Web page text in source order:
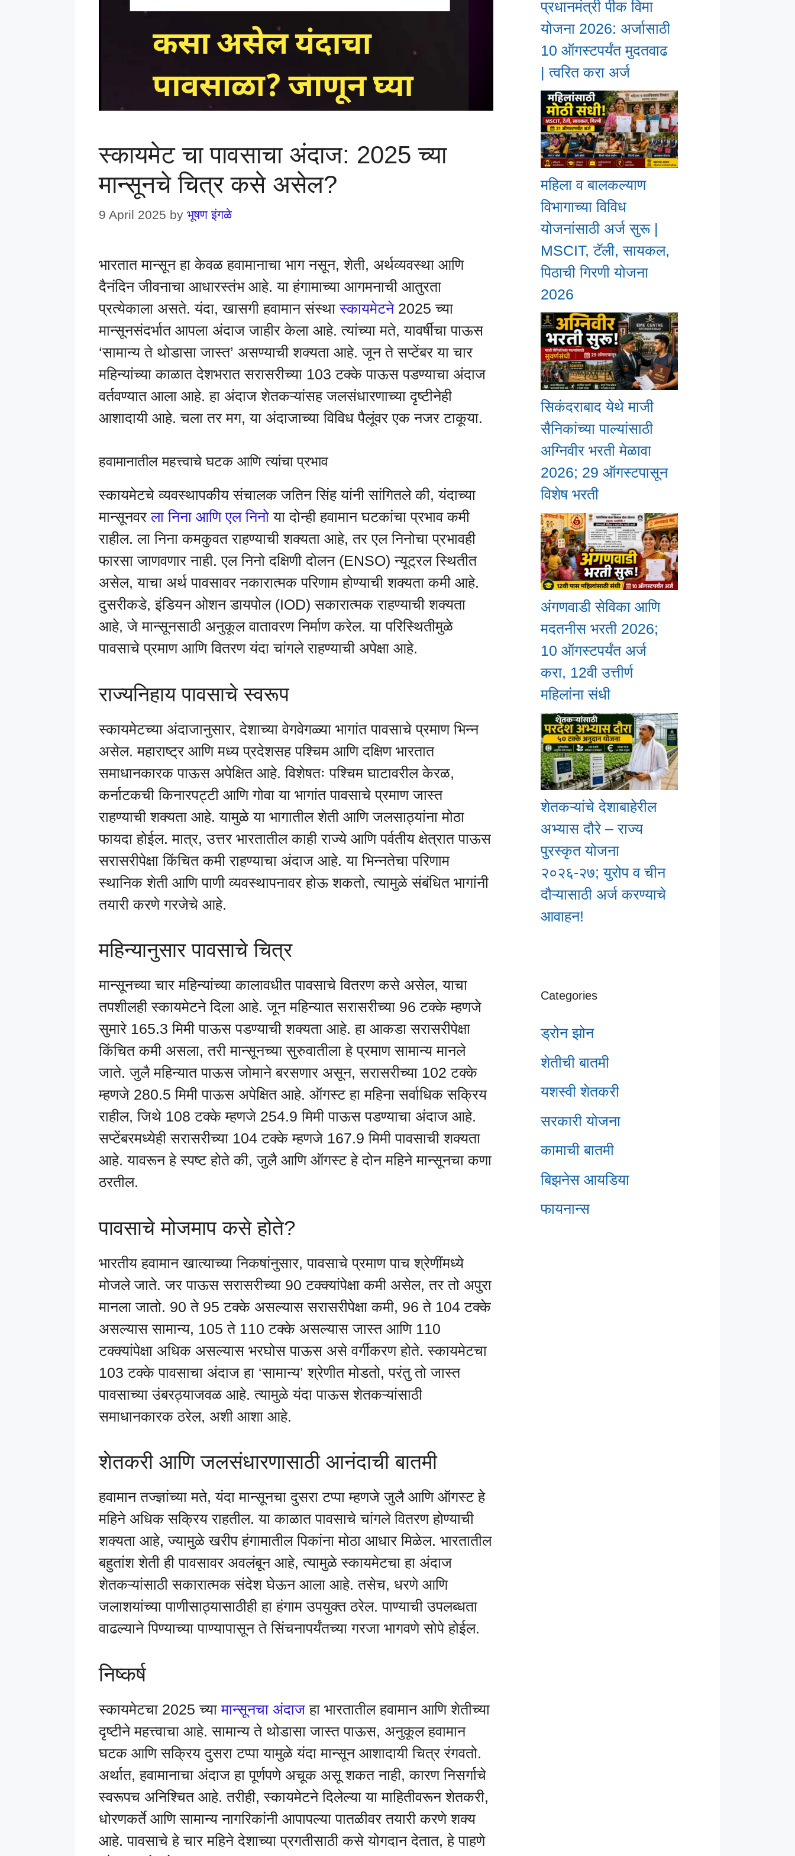
स्कायमेट चा पावसाचा अंदाज: 2025 च्या
मान्सूनचे चित्र कसे असेल?
9 April 2025 by भूषण इंगळे
भारतात मान्सून हा केवळ हवामानाचा भाग नसून, शेती, अर्थव्यवस्था आणि
दैनंदिन जीवनाचा आधारस्तंभ आहे. या हंगामाच्या आगमनाची आतुरता
प्रत्येकाला असते. यंदा, खासगी हवामान संस्थास्कायमेटने2025 च्या
मान्सूनसंदर्भात आपला अंदाज जाहीर केला आहे. त्यांच्या मते, यावर्षीचा पाऊस
‘सामान्य ते थोडासा जास्त’ असण्याची शक्यता आहे. जून ते सप्टेंबर या चार
महिन्यांच्या काळात देशभरात सरासरीच्या 103 टक्के पाऊस पडण्याचा अंदाज
वर्तवण्यात आला आहे. हा अंदाज शेतकऱ्यांसह जलसंधारणाच्या दृष्टीनेही
आशादायी आहे. चला तर मग, या अंदाजाच्या विविध पैलूंवर एक नजर टाकूया.
हवामानातील महत्त्वाचे घटक आणि त्यांचा प्रभाव
स्कायमेटचे व्यवस्थापकीय संचालक जतिन सिंह यांनी सांगितले की, यंदाच्या
मान्सूनवरला निना आणि एल निनो या दोन्ही हवामान घटकांचा प्रभाव कमी
राहील. ला निना कमकुवत राहण्याची शक्यता आहे, तर एल निनोचा प्रभावही
फारसा जाणवणार नाही. एल निनो दक्षिणी दोलन (ENSO) न्यूट्रल स्थितीत
असेल, याचा अर्थ पावसावर नकारात्मक परिणाम होण्याची शक्यता कमी आहे.
दुसरीकडे, इंडियन ओशन डायपोल (IOD) सकारात्मक राहण्याची शक्यता
आहे, जे मान्सूनसाठी अनुकूल वातावरण निर्माण करेल. या परिस्थितीमुळे
पावसाचे प्रमाण आणि वितरण यंदा चांगले राहण्याची अपेक्षा आहे.
राज्यनिहाय पावसाचे स्वरूप
स्कायमेटच्या अंदाजानुसार, देशाच्या वेगवेगळ्या भागांत पावसाचे प्रमाण भिन्न
असेल. महाराष्ट्र आणि मध्य प्रदेशसह पश्चिम आणि दक्षिण भारतात
समाधानकारक पाऊस अपेक्षित आहे. विशेषतः पश्चिम घाटावरील केरळ,
कर्नाटकची किनारपट्टी आणि गोवा या भागांत पावसाचे प्रमाण जास्त
राहण्याची शक्यता आहे. यामुळे या भागातील शेती आणि जलसाठ्यांना मोठा
फायदा होईल. मात्र, उत्तर भारतातील काही राज्ये आणि पर्वतीय क्षेत्रात पाऊस
सरासरीपेक्षा किंचित कमी राहण्याचा अंदाज आहे. या भिन्नतेचा परिणाम
स्थानिक शेती आणि पाणी व्यवस्थापनावर होऊ शकतो, त्यामुळे संबंधित भागांनी
तयारी करणे गरजेचे आहे.
महिन्यानुसार पावसाचे चित्र
मान्सूनच्या चार महिन्यांच्या कालावधीत पावसाचे वितरण कसे असेल, याचा
तपशीलही स्कायमेटने दिला आहे. जून महिन्यात सरासरीच्या 96 टक्के म्हणजे
सुमारे 165.3 मिमी पाऊस पडण्याची शक्यता आहे. हा आकडा सरासरीपेक्षा
किंचित कमी असला, तरी मान्सूनच्या सुरुवातीला हे प्रमाण सामान्य मानले
जाते. जुलै महिन्यात पाऊस जोमाने बरसणार असून, सरासरीच्या 102 टक्के
म्हणजे 280.5 मिमी पाऊस अपेक्षित आहे. ऑगस्ट हा महिना सर्वाधिक सक्रिय
राहील, जिथे 108 टक्के म्हणजे 254.9 मिमी पाऊस पडण्याचा अंदाज आहे.
सप्टेंबरमध्येही सरासरीच्या 104 टक्के म्हणजे 167.9 मिमी पावसाची शक्यता
आहे. यावरून हे स्पष्ट होते की, जुलै आणि ऑगस्ट हे दोन महिने मान्सूनचा कणा
ठरतील.
पावसाचे मोजमाप कसे होते?
भारतीय हवामान खात्याच्या निकषांनुसार, पावसाचे प्रमाण पाच श्रेणींमध्ये
मोजले जाते. जर पाऊस सरासरीच्या 90 टक्क्यांपेक्षा कमी असेल, तर तो अपुरा
मानला जातो. 90 ते 95 टक्के असल्यास सरासरीपेक्षा कमी, 96 ते 104 टक्के
असल्यास सामान्य, 105 ते 110 टक्के असल्यास जास्त आणि 110
टक्क्यांपेक्षा अधिक असल्यास भरघोस पाऊस असे वर्गीकरण होते. स्कायमेटचा
103 टक्के पावसाचा अंदाज हा ‘सामान्य’ श्रेणीत मोडतो, परंतु तो जास्त
पावसाच्या उंबरठ्याजवळ आहे. त्यामुळे यंदा पाऊस शेतकऱ्यांसाठी
समाधानकारक ठरेल, अशी आशा आहे.
शेतकरी आणि जलसंधारणासाठी आनंदाची बातमी
हवामान तज्ज्ञांच्या मते, यंदा मान्सूनचा दुसरा टप्पा म्हणजे जुलै आणि ऑगस्ट हे
महिने अधिक सक्रिय राहतील. या काळात पावसाचे चांगले वितरण होण्याची
शक्यता आहे, ज्यामुळे खरीप हंगामातील पिकांना मोठा आधार मिळेल. भारतातील
बहुतांश शेती ही पावसावर अवलंबून आहे, त्यामुळे स्कायमेटचा हा अंदाज
शेतकऱ्यांसाठी सकारात्मक संदेश घेऊन आला आहे. तसेच, धरणे आणि
जलाशयांच्या पाणीसाठ्यासाठीही हा हंगाम उपयुक्त ठरेल. पाण्याची उपलब्धता
वाढल्याने पिण्याच्या पाण्यापासून ते सिंचनापर्यंतच्या गरजा भागवणे सोपे होईल.
निष्कर्ष
स्कायमेटचा 2025 च्यामान्सूनचा अंदाज हा भारतातील हवामान आणि शेतीच्या
दृष्टीने महत्त्वाचा आहे. सामान्य ते थोडासा जास्त पाऊस, अनुकूल हवामान
घटक आणि सक्रिय दुसरा टप्पा यामुळे यंदा मान्सून आशादायी चित्र रंगवतो.
अर्थात, हवामानाचा अंदाज हा पूर्णपणे अचूक असू शकत नाही, कारण निसर्गाचे
स्वरूपच अनिश्चित आहे. तरीही, स्कायमेटने दिलेल्या या माहितीवरून शेतकरी,
धोरणकर्ते आणि सामान्य नागरिकांनी आपापल्या पातळीवर तयारी करणे शक्य
आहे. पावसाचे हे चार महिने देशाच्या प्रगतीसाठी कसे योगदान देतात, हे पाहणे
प्रधानमंत्री पीक विमा
योजना 2026: अर्जासाठी
10 ऑगस्टपर्यंत मुदतवाढ
| त्वरित करा अर्ज
महिला व बालकल्याण
विभागाच्या विविध
योजनांसाठी अर्ज सुरू |
MSCIT, टॅली, सायकल,
पिठाची गिरणी योजना
2026
सिकंदराबाद येथे माजी
सैनिकांच्या पाल्यांसाठी
अग्निवीर भरती मेळावा
2026; 29 ऑगस्टपासून
विशेष भरती
अंगणवाडी सेविका आणि
मदतनीस भरती 2026;
10 ऑगस्टपर्यंत अर्ज
करा, 12वी उत्तीर्ण
महिलांना संधी
शेतकऱ्यांचे देशाबाहेरील
अभ्यास दौरे – राज्य
पुरस्कृत योजना
२०२६-२७; युरोप व चीन
दौऱ्यासाठी अर्ज करण्याचे
आवाहन!
Categories
ड्रोन झोन
शेतीची बातमी
यशस्वी शेतकरी
सरकारी योजना
कामाची बातमी
बिझनेस आयडिया
फायनान्स